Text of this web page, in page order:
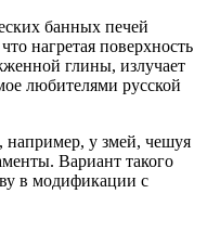
банных печей
нагретая поверхность
глины, излучает
любителями русской
например, у змей, чешуя
Вариант такого
в модификации с